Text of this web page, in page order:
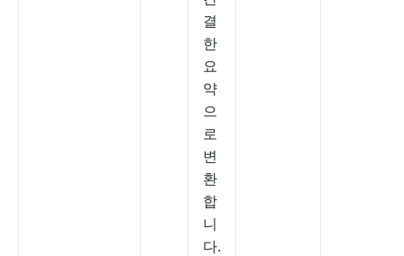
결
한
요
약
으
로
변
환
합
니
다.